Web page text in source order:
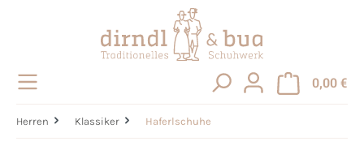
0,00 €
Herren Klassiker Haferlschuhe